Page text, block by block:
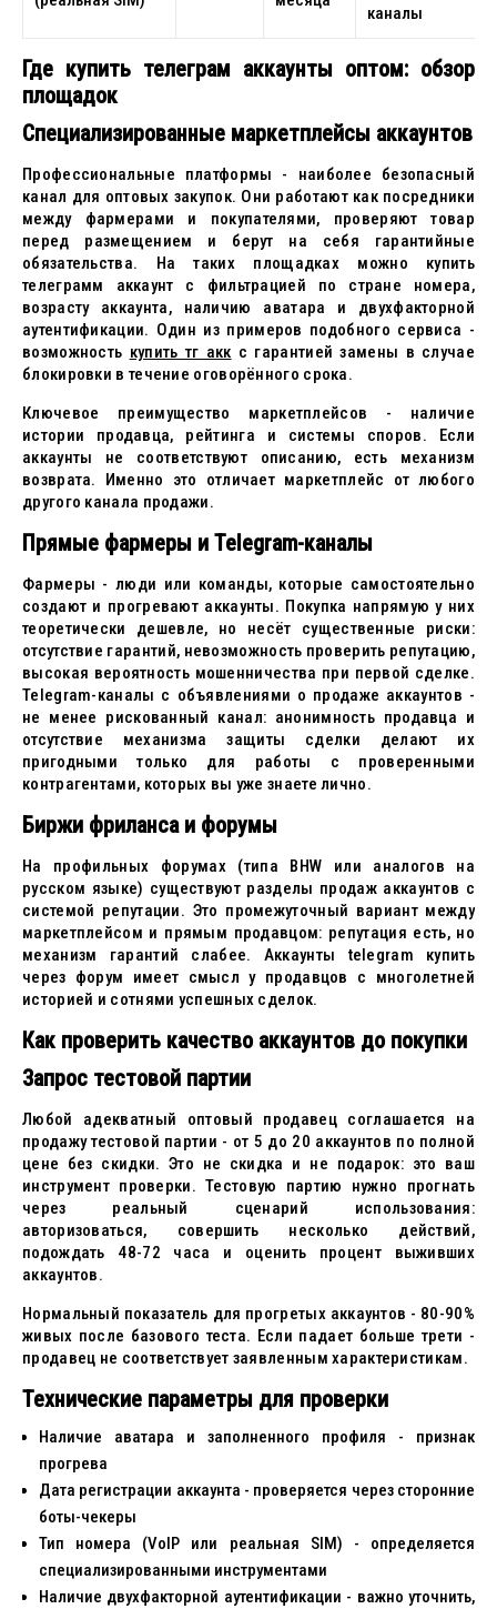
каналы
Где купить телеграм аккаунты оптом: обзор
площадок
Специализированные маркетплейсы аккаунтов
Профессиональные платформы - наиболее безопасный
канал для оптовых закупок. Они работают как посредники
между фармерами и покупателями, проверяют товар
перед размещением и берут на себя гарантийные
обязательства. На таких площадках можно купить
телеграмм аккаунт с фильтрацией по стране номера,
возрасту аккаунта, наличию аватара и двухфакторной
аутентификации. Один из примеров подобного сервиса -
возможность купить тг акк с гарантией замены в случае
блокировки в течение оговорённого срока.
Ключевое преимущество маркетплейсов - наличие
истории продавца, рейтинга и системы споров. Если
аккаунты не соответствуют описанию, есть механизм
возврата. Именно это отличает маркетплейс от любого
другого канала продажи.
Прямые фармеры и Telegram-каналы
Фармеры - люди или команды, которые самостоятельно
создают и прогревают аккаунты. Покупка напрямую у них
теоретически дешевле, но несёт существенные риски:
отсутствие гарантий, невозможность проверить репутацию,
высокая вероятность мошенничества при первой сделке.
Telegram-каналы с объявлениями о продаже аккаунтов -
не менее рискованный канал: анонимность продавца и
отсутствие механизма защиты сделки делают их
пригодными только для работы с проверенными
контрагентами, которых вы уже знаете лично.
Биржи фриланса и форумы
На профильных форумах (типа BHW или аналогов на
русском языке) существуют разделы продаж аккаунтов с
системой репутации. Это промежуточный вариант между
маркетплейсом и прямым продавцом: репутация есть, но
механизм гарантий слабее. Аккаунты telegram купить
через форум имеет смысл у продавцов с многолетней
историей и сотнями успешных сделок.
Как проверить качество аккаунтов до покупки
Запрос тестовой партии
Любой адекватный оптовый продавец соглашается на
продажу тестовой партии - от 5 до 20 аккаунтов по полной
цене без скидки. Это не скидка и не подарок: это ваш
инструмент проверки. Тестовую партию нужно прогнать
через реальный сценарий использования:
авторизоваться, совершить несколько действий,
подождать 48-72 часа и оценить процент выживших
аккаунтов.
Нормальный показатель для прогретых аккаунтов - 80-90%
живых после базового теста. Если падает больше трети -
продавец не соответствует заявленным характеристикам.
Технические параметры для проверки
Наличие аватара и заполненного профиля - признак
прогрева
Дата регистрации аккаунта - проверяется через сторонние
боты-чекеры
Тип номера (VoIP или реальная SIM) - определяется
специализированными инструментами
Наличие двухфакторной аутентификации - важно уточнить,